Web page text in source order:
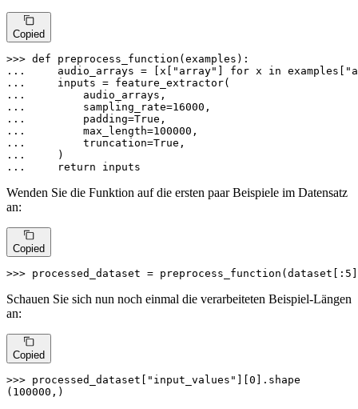
Copied
>>> def preprocess_function (examples
...
    audio_arrays = [x[
"array" ] for x in examples[
...
...
...
        sampling_rate=
16000
...
        padding=
True
...
        max_length=
100000
...
        truncation=
True
...
...
return inputs
Wenden Sie die Funktion auf die ersten paar Beispiele im Datensatz
an:
Copied
>>> processed_dataset = preprocess_function(dataset[: 5
Schauen Sie sich nun noch einmal die verarbeiteten Beispiel-Längen
an:
Copied
>>> processed_dataset[ "input_values" 0 ].shape
( 100000 ,)